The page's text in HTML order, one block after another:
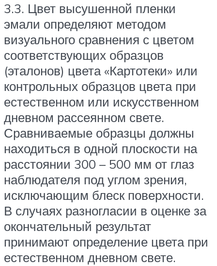
3.3. Цвет высушенной пленки
эмали определяют методом
визуального сравнения с цветом
соответствующих образцов
(эталонов) цвета «Картотеки» или
контрольных образцов цвета при
естественном или искусственном
дневном рассеянном свете.
Сравниваемые образцы должны
находиться в одной плоскости на
расстоянии 300 – 500 мм от глаз
наблюдателя под углом зрения,
исключающим блеск поверхности.
В случаях разногласии в оценке за
окончательный результат
принимают определение цвета при
естественном дневном свете.